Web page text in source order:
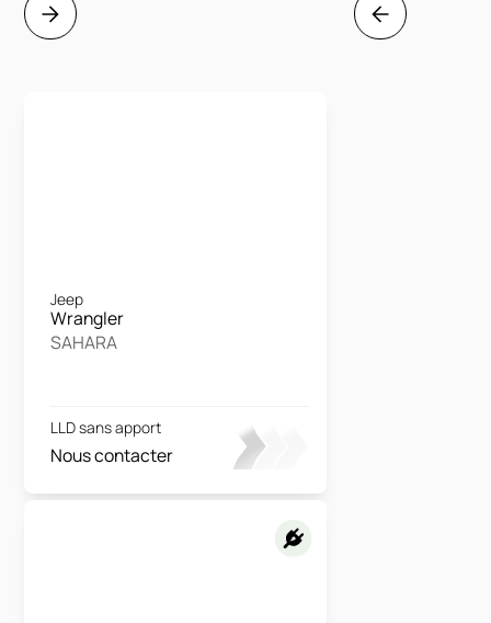
Jeep
Wrangler
SAHARA
LLD sans apport
Nous contacter